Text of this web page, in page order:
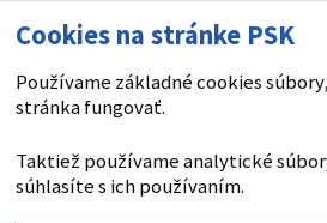
Cookies na stránke PSK
Používame základné cookies
stránka fungovať.
Taktiež používame analytické
súhlasíte s ich používaním.